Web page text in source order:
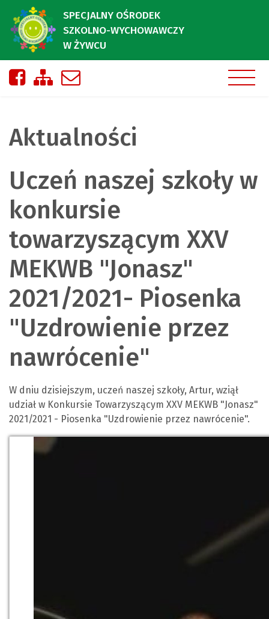
SPECJALNY OŚRODEK
SZKOLNO-WYCHOWAWCZY
W ŻYWCU
Nasza strona na Facebooku
Zobacz mapę strony
Aktualności
Uczeń naszej szkoły w
konkursie
towarzyszącym XXV
MEKWB "Jonasz"
2021/2021- Piosenka
"Uzdrowienie przez
nawrócenie"
W dniu dzisiejszym, uczeń naszej szkoły, Artur, wziął
udział w Konkursie Towarzyszącym XXV MEKWB "Jonasz"
2021/2021 - Piosenka "Uzdrowienie przez nawrócenie".